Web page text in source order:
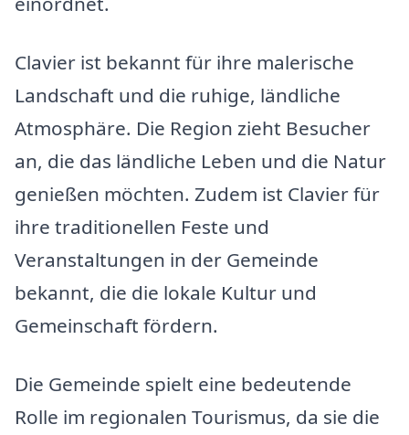
Clavier ist bekannt für ihre malerische
Landschaft und die ruhige, ländliche
Atmosphäre. Die Region zieht Besucher
an, die das ländliche Leben und die Natur
genießen möchten. Zudem ist Clavier für
ihre traditionellen Feste und
Veranstaltungen in der Gemeinde
bekannt, die die lokale Kultur und
Gemeinschaft fördern.
Die Gemeinde spielt eine bedeutende
Rolle im regionalen Tourismus, da sie die